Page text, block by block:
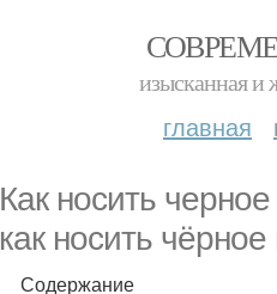
изысканная и
главная
Как носить
как носить чёрное
Содержание